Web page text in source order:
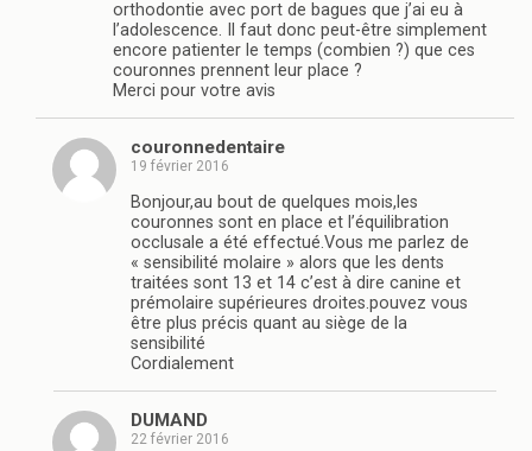
orthodontie avec port de bagues que j’ai eu à
l’adolescence. Il faut donc peut-être simplement
encore patienter le temps (combien ?) que ces
couronnes prennent leur place ?
Merci pour votre avis
couronnedentaire
19 février 2016
Bonjour,au bout de quelques mois,les
couronnes sont en place et l’équilibration
occlusale a été effectué.Vous me parlez de
« sensibilité molaire » alors que les dents
traitées sont 13 et 14 c’est à dire canine et
prémolaire supérieures droites.pouvez vous
être plus précis quant au siège de la
sensibilité
Cordialement
DUMAND
22 février 2016